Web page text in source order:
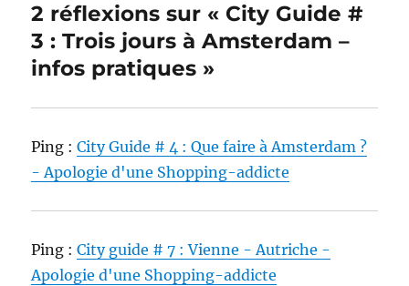
2 réflexions sur « City Guide #
3 : Trois jours à Amsterdam –
infos pratiques »
Ping :City Guide # 4 : Que faire à Amsterdam ?
- Apologie d'une Shopping-addicte
Ping :City guide # 7 : Vienne - Autriche -
Apologie d'une Shopping-addicte